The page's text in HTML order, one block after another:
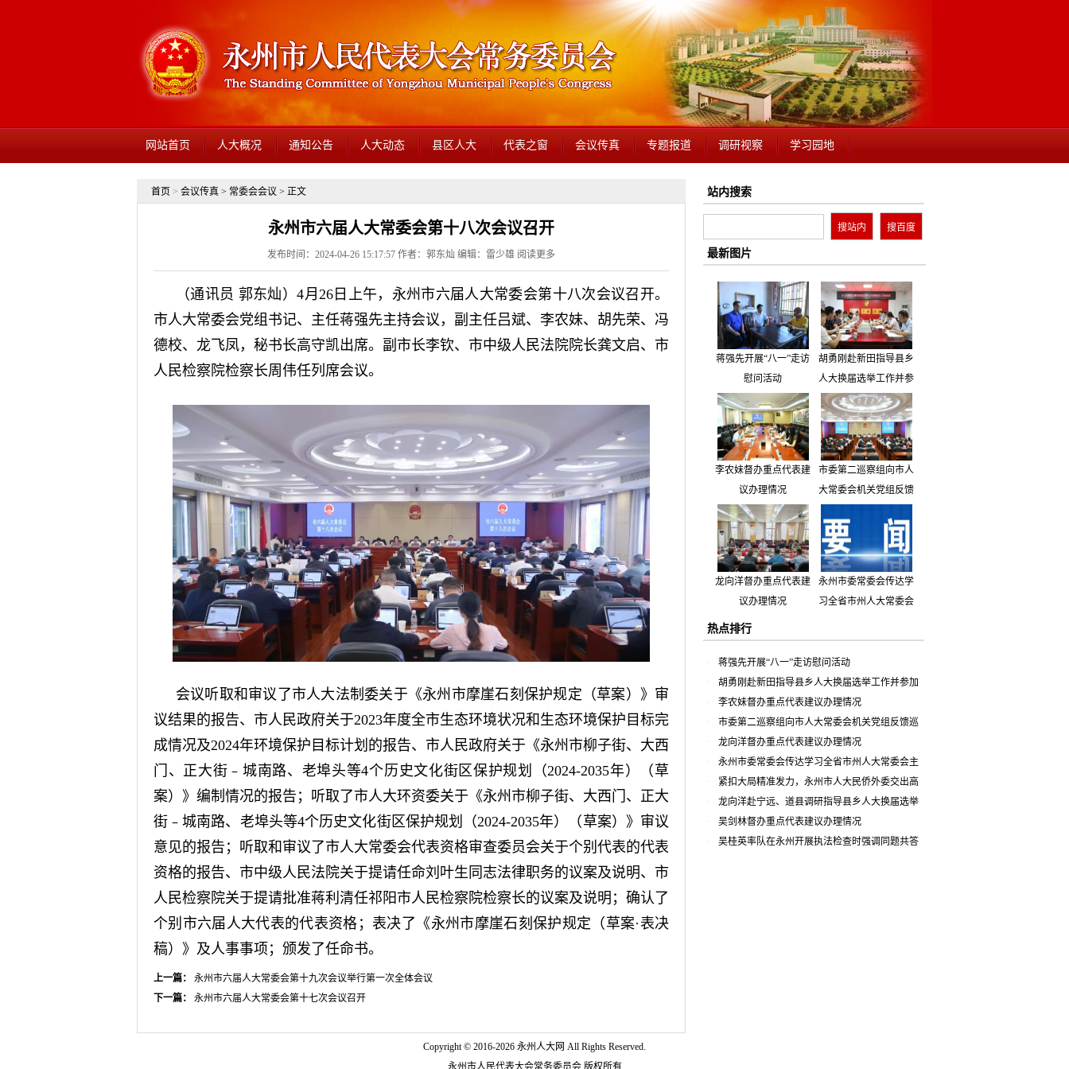
网站首页 人大概况 通知公告 人大动态 县区人大 代表之窗 会议传真 专题报道 调研视察 学习园地
首页 > 会议传真 > 常委会会议 > 正文
永州市六届人大常委会第十八次会议召开
发布时间：2024-04-26 15:17:57 作者：郭东灿 编辑：雷少雄 阅读更多
（通讯员 郭东灿）4月26日上午，永州市六届人大常委会第十八次会议召开。
市人大常委会党组书记、主任蒋强先主持会议，副主任吕斌、李农妹、胡先荣、冯
德校、龙飞凤，秘书长高守凯出席。副市长李钦、市中级人民法院院长龚文启、市
人民检察院检察长周伟任列席会议。
会议听取和审议了市人大法制委关于《永州市摩崖石刻保护规定（草案）》审
议结果的报告、市人民政府关于2023年度全市生态环境状况和生态环境保护目标完
成情况及2024年环境保护目标计划的报告、市人民政府关于《永州市柳子街、大西
门、正大街﹣城南路、老埠头等4个历史文化街区保护规划（2024-2035年）（草
案）》编制情况的报告；听取了市人大环资委关于《永州市柳子街、大西门、正大
街﹣城南路、老埠头等4个历史文化街区保护规划（2024-2035年）（草案）》审议
意见的报告；听取和审议了市人大常委会代表资格审查委员会关于个别代表的代表
资格的报告、市中级人民法院关于提请任命刘叶生同志法律职务的议案及说明、市
人民检察院关于提请批准蒋利清任祁阳市人民检察院检察长的议案及说明；确认了
个别市六届人大代表的代表资格；表决了《永州市摩崖石刻保护规定（草案·表决
稿）》及人事事项；颁发了任命书。
上一篇：
永州市六届人大常委会第十九次会议举行第一次全体会议
下一篇：
永州市六届人大常委会第十七次会议召开
站内搜索
最新图片
蒋强先开展“八一”走访
慰问活动
胡勇刚赴新田指导县乡
人大换届选举工作并参
加市人大代表小组主题
活动
李农妹督办重点代表建
议办理情况
市委第二巡察组向市人
大常委会机关党组反馈
龙向洋督办重点代表建
议办理情况
永州市委常委会传达学
习全省市州人大常委会
关精神 专题听取省人
大常委会执法检查组到
永州开展大气污染防治
相关法律法规执法检查
情况汇报
热点排行
蒋强先开展“八一”走访慰问活动
胡勇刚赴新田指导县乡人大换届选举工作并参加
市人大代表小组主题活动
李农妹督办重点代表建议办理情况
市委第二巡察组向市人大常委会机关党组反馈巡
察情况
龙向洋督办重点代表建议办理情况
永州市委常委会传达学习全省市州人大常委会主
要负责同志座谈会有关精神 专题听取省人大常委会
执法检查组到永州开展大气污染防治相关法律法规
执法检查情况汇报
紧扣大局精准发力，永州市人大民侨外委交出高
质量履职答卷
龙向洋赴宁远、道县调研指导县乡人大换届选举
并督导安全生产工作
吴剑林督办重点代表建议办理情况
吴桂英率队在永州开展执法检查时强调同题共答
Copyright © 2016-2026 永州人大网 All Rights Reserved.